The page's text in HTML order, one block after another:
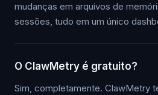
mudanças em arquivos de
sessões, tudo em um único
O ClawMetry é gratuito?
Sim, completamente. ClawMetry